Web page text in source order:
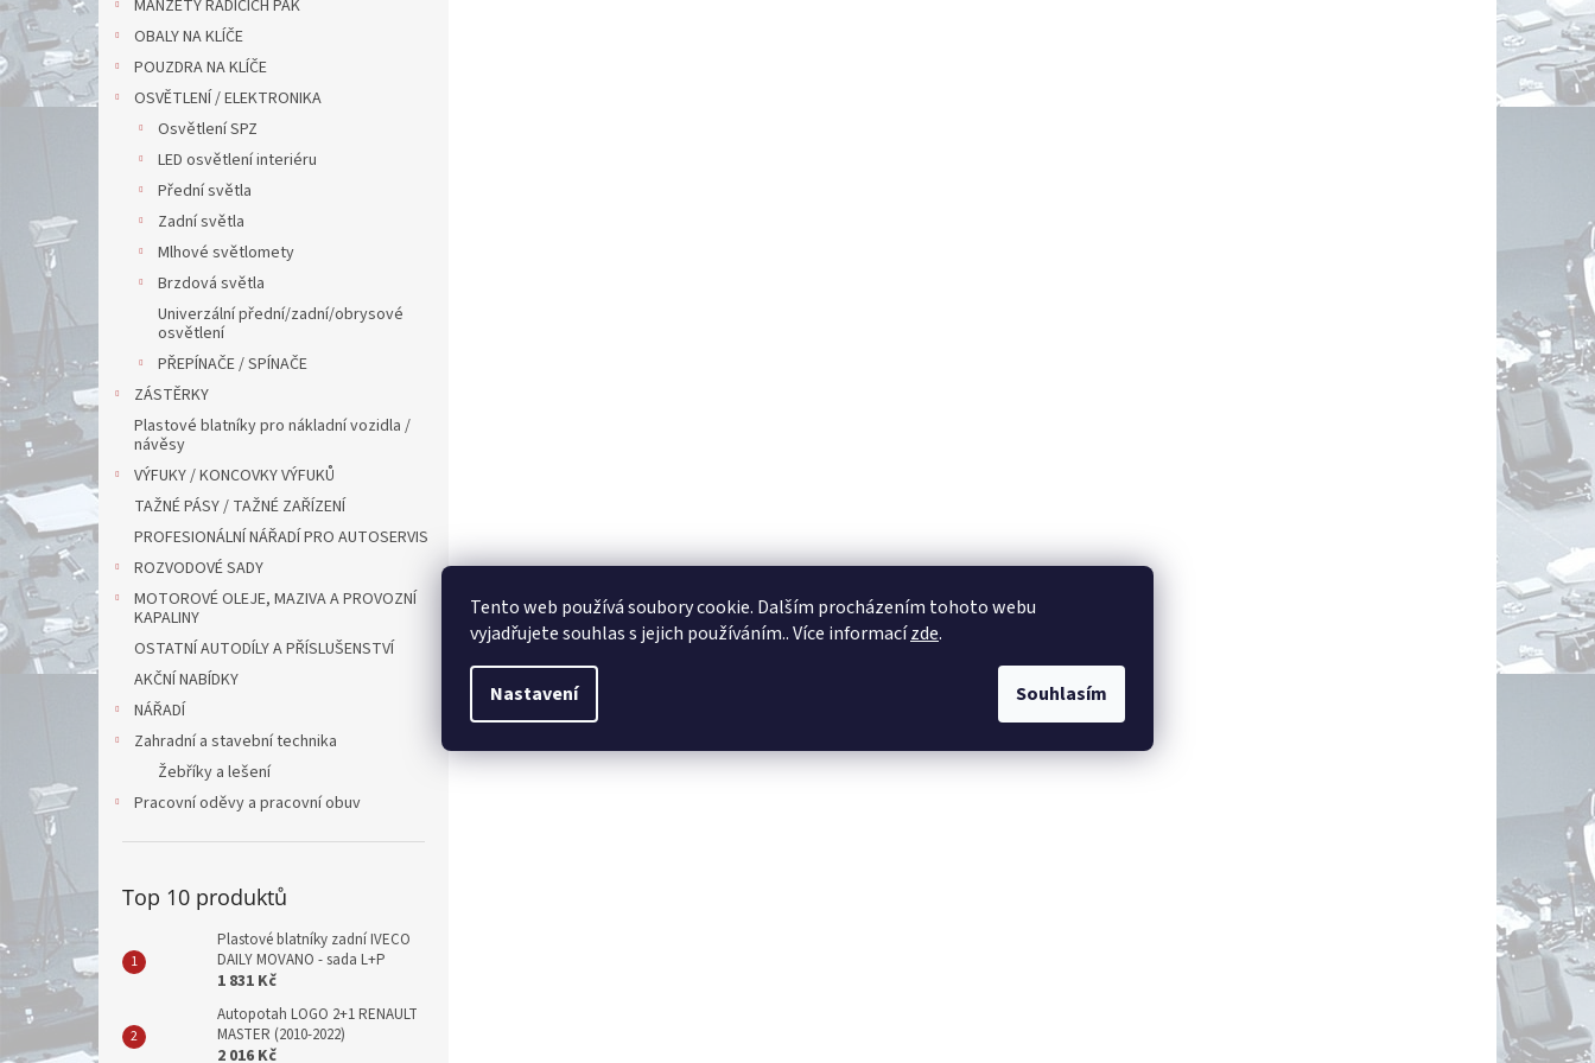
Tento web používá soubory cookie. Dalším procházením tohoto webu
vyjadřujete souhlas s jejich používáním.. Více informacízde.
Nastavení Souhlasím
MANŽETY ŘADÍCÍCH PÁK
OBALY NA KLÍČE
POUZDRA NA KLÍČE
OSVĚTLENÍ / ELEKTRONIKA
Osvětlení SPZ
LED osvětlení interiéru
Přední světla
Zadní světla
Mlhové světlomety
Brzdová světla
Univerzální přední/zadní/obrysové
osvětlení
PŘEPÍNAČE / SPÍNAČE
ZÁSTĚRKY
Plastové blatníky pro nákladní vozidla /
návěsy
VÝFUKY / KONCOVKY VÝFUKŮ
TAŽNÉ PÁSY / TAŽNÉ ZAŘÍZENÍ
PROFESIONÁLNÍ NÁŘADÍ PRO AUTOSERVIS
ROZVODOVÉ SADY
MOTOROVÉ OLEJE, MAZIVA A PROVOZNÍ
KAPALINY
OSTATNÍ AUTODÍLY A PŘÍSLUŠENSTVÍ
AKČNÍ NABÍDKY
NÁŘADÍ
Zahradní a stavební technika
Žebříky a lešení
Pracovní oděvy a pracovní obuv
Top 10 produktů
Plastové blatníky zadní IVECO
DAILY MOVANO - sada L+P
1 831 Kč
Autopotah LOGO 2+1 RENAULT
MASTER (2010-2022)
2 016 Kč